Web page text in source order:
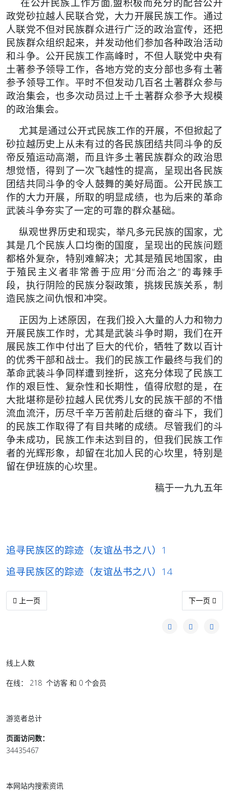
政党砂拉越人民联合党，大力开展民族工作。通过
人联党不但对民族群众进行广泛的政治宣传，还把
民族群众组织起来，并发动他们参加各种政治活动
和斗争。公开民族工作高峰时，不但人联党中央有
土著参予领导工作，各地方党的支分部也多有土著
参予领导工作。平时不但发动几百名土著群众参与
政治集会，也多次动员过上千土著群众参予大规模
的政治集会。
尤其是通过公开式民族工作的开展，不但掀起了
砂拉越历史上从未有过的各民族团结共同斗争的反
帝反殖运动高潮，而且许多土著民族群众的政治思
想觉悟，得到了一次飞越性的提高，呈现出各民族
团结共同斗争的令人鼓舞的美好局面。公开民族工
作的大力开展，所取的明显成绩，也为后来的革命
武装斗争夯实了一定的可靠的群众基础。
纵观世界历史和现实，举凡多元民族的国家，尤
其是几个民族人口均衡的国度，呈现出的民族问题
都格外复杂，特别难解决；尤其是殖民地国家，由
于殖民主义者非常善于应用“分而治之”的毒辣手
段，执行阴险的民族分裂政策，挑拨民族关系，制
造民族之间仇恨和冲突。
正因为上述原因，在我们投入大量的人力和物力
开展民族工作时，尤其是武装斗争时期，我们在开
展民族工作中付出了巨大的代价，牺牲了数以百计
的优秀干部和战士。我们的民族工作最终与我们的
革命武装斗争同样遭到挫折，这充分体现了民族工
作的艰巨性、复杂性和长期性，值得欣慰的是，在
大批堪称是砂拉越人民优秀儿女的民族干部的不惜
流血流汗，历尽千辛万苦前赴后继的奋斗下，我们
的民族工作取得了有目共睹的成绩。尽管我们的斗
争未成功，民族工作未达到目的，但我们民族工作
者的光辉形象，却留在北加人民的心坎里，特别是
留在伊班族的心坎里。
稿于一九九五年
追寻民族区的踪迹（友谊丛书之八）1
追寻民族区的踪迹（友谊丛书之八）14
上一篇文章: 追寻民族区的踪迹（友谊丛书之八）14
上一页 下一篇文章:
下一页
线上人数
在线： 218 个访客 和 0 个会员
游览者总计
页面访问数：
34435467
本网站内搜索资讯